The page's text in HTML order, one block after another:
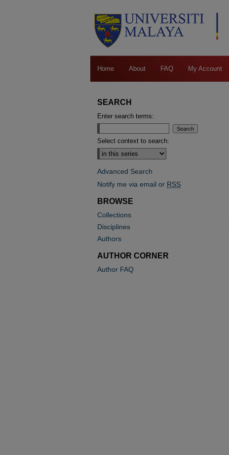
Home About FAQ My Account
SEARCH
Enter search terms:
Select context to search:
Advanced Search
Notify me via email or RSS
BROWSE
Collections
Disciplines
Authors
AUTHOR CORNER
Author FAQ